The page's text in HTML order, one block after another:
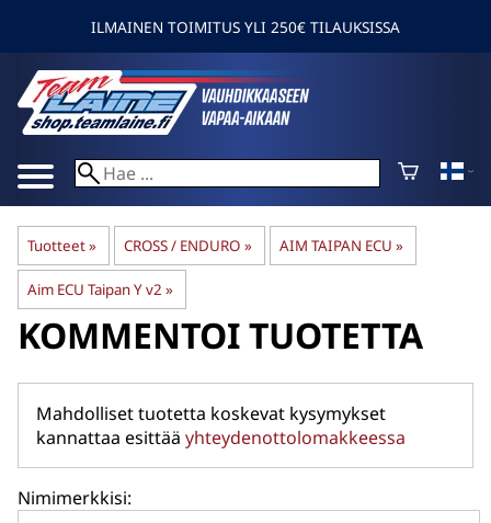
ILMAINEN TOIMITUS YLI 250€ TILAUKSISSA
Tuotteet‪» CROSS / ENDURO ‪» AIM TAIPAN ECU ‪»
Aim ECU Taipan Y v2 ‪»
KOMMENTOI TUOTETTA
Mahdolliset tuotetta koskevat kysymykset
kannattaa esittää yhteydenottolomakkeessa
Nimimerkkisi: